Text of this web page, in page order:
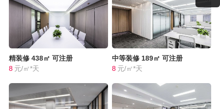
精装修 438㎡ 可注册
8 元/㎡*天
中等装修 189㎡ 可注册
8 元/㎡*天